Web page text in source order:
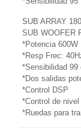
SUB ARRAY
SUB WOOFER
*Potencia 600W
*Resp Frec:
*Sensibilidad 99
*Dos salidas
*Control DSP
*Control de
*Ruedas para